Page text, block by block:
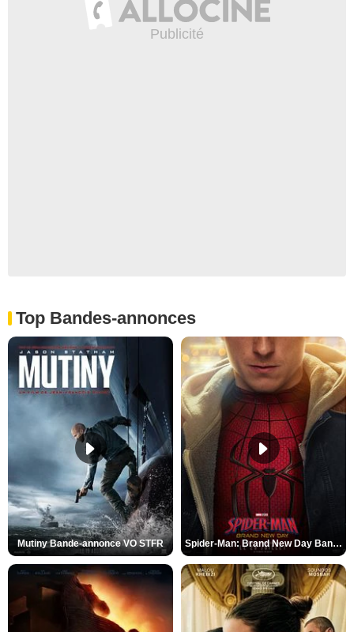
Top Bandes-annonces
Mutiny Bande-annonce VO STFR Spider-Man: Brand New Day Bande-annonce VO STFR